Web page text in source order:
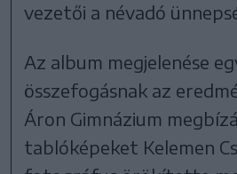
vezetői a névadó
Az album megjelenése
összefogásnak az
Áron Gimnázium
tablóképeket Kelemen